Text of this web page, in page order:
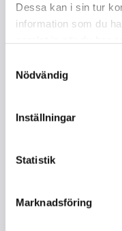
Dessa kan i sin tur
information som du
Nödvändig
Inställningar
Statistik
Marknadsföring
Kontakta oss
Storlek : 180 cm
Pedaler : 2
Serienummer : 102049